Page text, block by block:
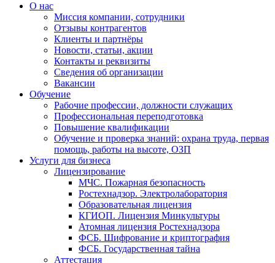
О нас
Миссия компании, сотрудники
Отзывы контрагентов
Клиенты и партнёры
Новости, статьи, акции
Контакты и реквизиты
Сведения об организации
Вакансии
Обучение
Рабочие профессии, должности служащих
Профессиональная переподготовка
Повышение квалификации
Обучение и проверка знаний: охрана труда, первая
помощь, работы на высоте, ОЗП
Услуги для бизнеса
Лицензирование
МЧС. Пожарная безопасность
Ростехнадзор. Электролаборатория
Образовательная лицензия
КГИОП. Лицензия Минкультуры
Атомная лицензия Ростехнадзора
ФСБ. Шифрование и криптография
ФСБ. Государственная тайна
Аттестация